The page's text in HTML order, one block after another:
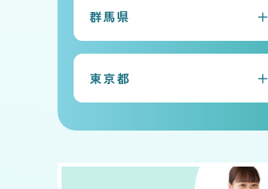
水戸キャンパス
群馬県
太田キャンパス
前橋キャンパス
東京都